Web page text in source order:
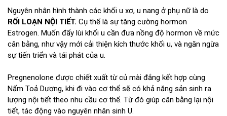
Nguyên nhân hình thành các khối u xơ, u nang ở phụ nữ là do
RỐI LOẠN NỘI TIẾT. Cụ thể là sự tăng cường hormon
Estrogen. Muốn đẩy lùi khối u cần đưa nồng độ hormon về mức
cân bằng, như vậy mới cải thiện kích thước khối u, và ngăn ngừa
sự tiến triển và tái phát của u.
Pregnenolone được chiết xuất từ củ mài đắng kết hợp cùng
Nấm Toả Dương, khi đi vào cơ thể sẽ có khả năng sản sinh ra
lượng nội tiết theo nhu cầu cơ thể. Từ đó giúp cân bằng lại nội
tiết, tác động vào nguyên nhân sinh U.